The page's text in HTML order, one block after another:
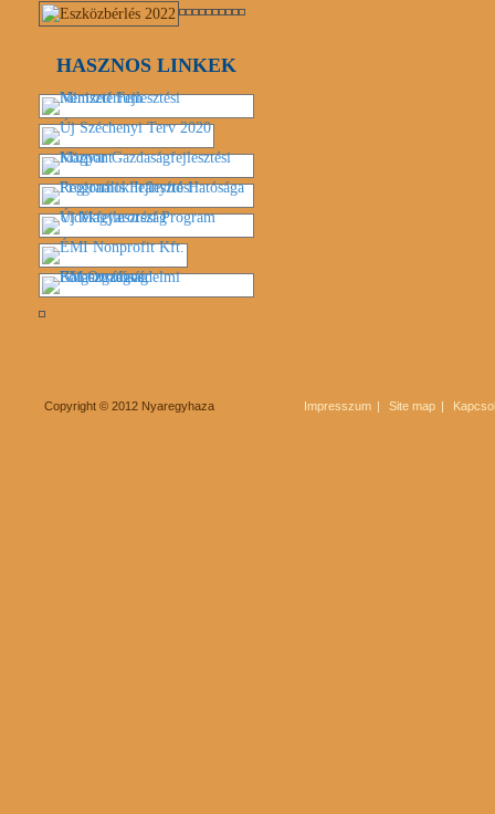
HASZNOS LINKEK
Copyright © 2012 Nyaregyhaza Impresszum Site map